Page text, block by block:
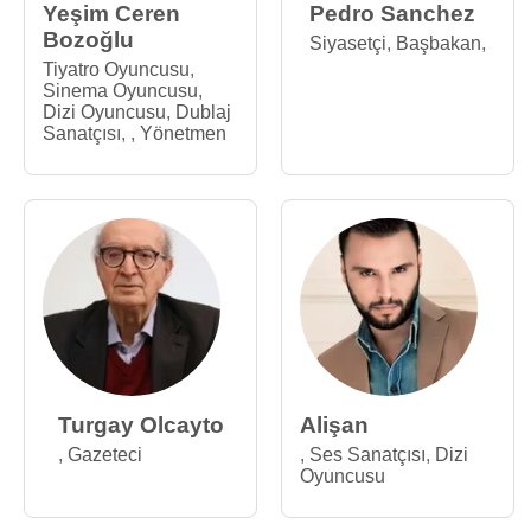
Yeşim Ceren
Bozoğlu
Tiyatro Oyuncusu,
Sinema Oyuncusu,
Dizi Oyuncusu, Dublaj
Sanatçısı, , Yönetmen
Pedro Sanchez
Siyasetçi, Başbakan,
Turgay Olcayto
, Gazeteci
Alişan
, Ses Sanatçısı, Dizi
Oyuncusu